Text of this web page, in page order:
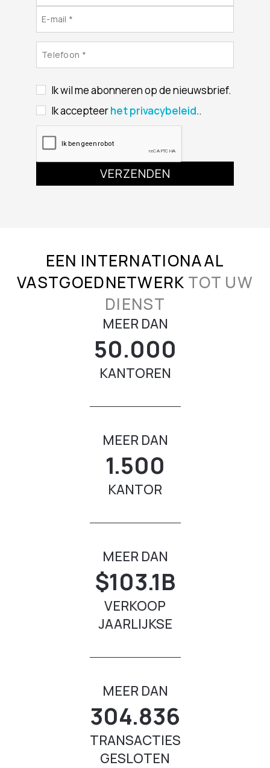
Ik wil me abonneren op de nieuwsbrief.
Ik accepteerhet privacybeleid..
EEN INTERNATIONAAL
VASTGOEDNETWERK TOT UW
DIENST
MEER DAN
50.000
KANTOREN
MEER DAN
1.500
KANTOR
MEER DAN
$103.1B
VERKOOP
JAARLIJKSE
MEER DAN
304.836
TRANSACTIES
GESLOTEN